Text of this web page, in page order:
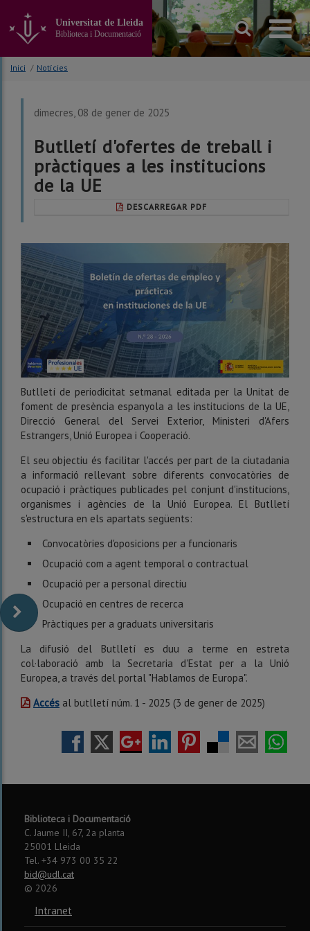
contingut
principal
Universitat de Lleida
Biblioteca i Documentació
Inici / Notícies
dimecres, 08 de gener de 2025
Butlletí d'ofertes de treball i
pràctiques a les institucions
de la UE
DESCARREGAR PDF
Butlletí de periodicitat setmanal editada per la Unitat de
foment de presència espanyola a les institucions de la UE,
Direcció General del Servei Exterior, Ministeri d'Afers
Estrangers, Unió Europea i Cooperació.
El seu objectiu és facilitar l'accés per part de la ciutadania
a informació rellevant sobre diferents convocatòries de
ocupació i pràctiques publicades pel conjunt d'institucions,
organismes i agències de la Unió Europea. El Butlletí
s'estructura en els apartats següents:
Convocatòries d'oposicions per a funcionaris
Ocupació com a agent temporal o contractual
Ocupació per a personal directiu
Ocupació en centres de recerca
Pràctiques per a graduats universitaris
La difusió del Butlletí es duu a terme en estreta
col·laboració amb la Secretaria d'Estat per a la Unió
Europea, a través del portal "Hablamos de Europa".
Accés al butlletí núm. 1 - 2025 (3 de gener de 2025)
Biblioteca i Documentació
C. Jaume II, 67, 2a planta
25001 Lleida
Tel. +34 973 00 35 22
bid@udl.cat
© 2026
Intranet